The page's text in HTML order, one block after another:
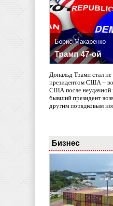
Борис Макаренко
Трамп 47-ой
Дональд Трамп стал
президентом США – во
США после неудачной
бывший президент
другим порядковым
Бизнес